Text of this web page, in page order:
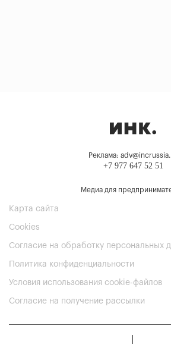
Реклама:
+7 977 647 52 51
Медиа для
Карта сайта
Cookies
Согласие на обработку персональных
Политика конфиденциальности
Условия использования cookie-файлов
Согласие на получение рассылки